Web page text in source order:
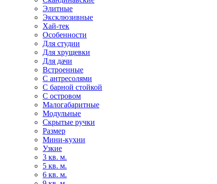
Элитные
Эксклюзивные
Хай-тек
Особенности
Для студии
Для хрущевки
Для дачи
Встроенные
С антресолями
С барной стойкой
С островом
Малогабаритные
Модульные
Скрытые ручки
Размер
Мини-кухни
Узкие
3 кв. м.
5 кв. м.
6 кв. м.